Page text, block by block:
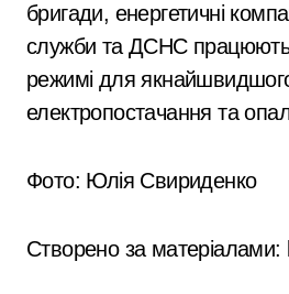
бригади, енергетичні
служби таДСНСпрацюють
режимі для
електропостачання та
Фото: Юлія Свириденко
Створено за